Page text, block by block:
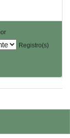
Registro(s)